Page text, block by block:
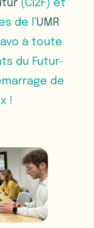
(CI2F) et
de l’UMR
à toute
du Futur-
de
!